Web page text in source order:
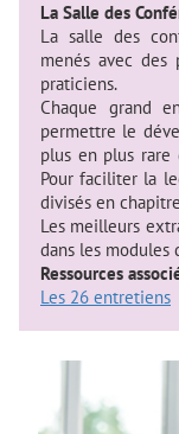
La Salle des
La salle des
menés avec des
praticiens.
Chaque grand
permettre le
plus en plus rare
Pour faciliter la
divisés en
Les meilleurs
dans les
Ressources
Les 26 entretiens